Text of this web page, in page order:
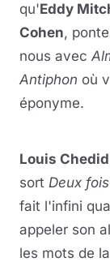
qu'Eddy
Cohen,
nous avec
Antiphon où
éponyme.
Louis Chedid
sort Deux
fait l'infini
appeler son
les mots de